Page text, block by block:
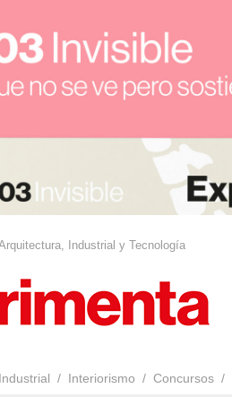
Industrial y Tecnología
Industrial Interiorismo Concursos